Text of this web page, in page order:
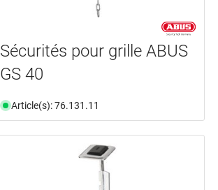
Sécurités pour grille ABUS
GS 40
Article(s): 76.131.11